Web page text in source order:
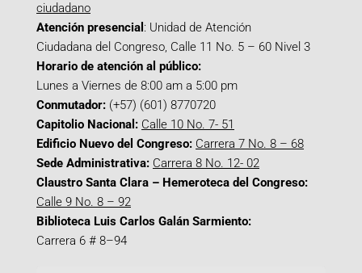
ciudadano
Atención presencial : Unidad de Atención
Ciudadana del Congreso, Calle 11 No. 5 – 60 Nivel 3
Horario de atención al público:
Lunes a Viernes de 8:00 am a 5:00 pm
Conmutador: (+57) (601) 8770720
Capitolio Nacional: Calle 10 No. 7- 51
Edificio Nuevo del Congreso: Carrera 7 No. 8 – 68
Sede Administrativa: Carrera 8 No. 12- 02
Claustro Santa Clara – Hemeroteca del Congreso:
Calle 9 No. 8 – 92
Biblioteca Luis Carlos Galán Sarmiento:
Carrera 6 # 8–94